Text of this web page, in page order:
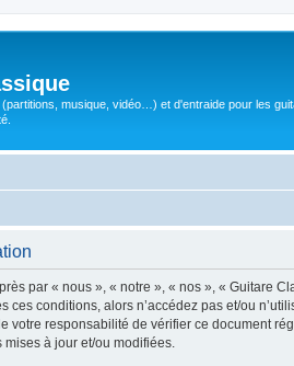
musique, vidéo…) et d'entraide pour les
par « nous », « notre », « nos », « Guitare
ces conditions, alors n’accédez pas et/ou
votre responsabilité de vérifier ce document
à jour et/ou modifiées.